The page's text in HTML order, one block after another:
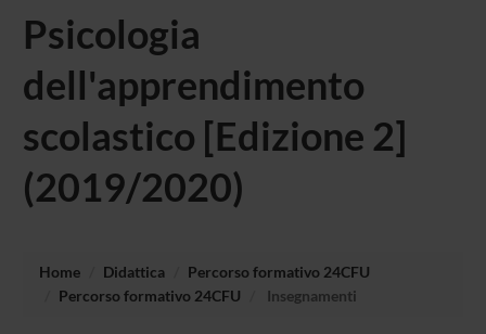
Psicologia
dell'apprendimento
scolastico [Edizione 2]
(2019/2020)
Home Didattica
Percorso formativo 24CFU
Percorso formativo 24CFU
Insegnamenti